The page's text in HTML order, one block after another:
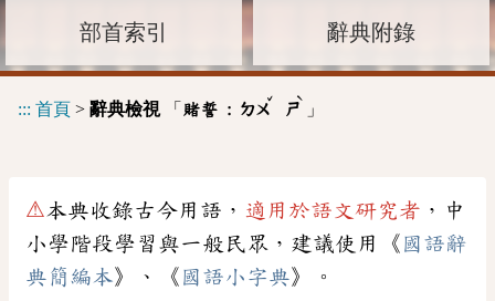
部首索引 辭典附錄
::: 首頁 > 辭典檢視「 賭誓 : ㄉㄨ
ˇ
ㄕ
ˋ
」
⚠本典收錄古今用語， 適用於語文研究者 ，中
小學階段學習與一般民眾，建議使用《 國語辭
典簡編本》、《 國語小字典》。